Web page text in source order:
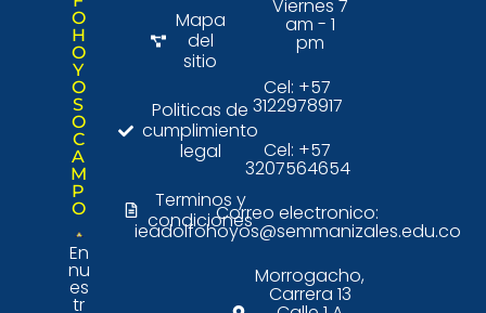
O
H
O
Y
O
S
O
C
A
M
P
O
En
nu
es
tr
Mapa
del
sitio
Politicas de
cumplimiento
legal
Terminos y
condiciones
Viernes 7
am - 1
pm
Cel: +57
3122978917
Cel: +57
3207564654
Correo electronico:
ieadolfohoyos@semmanizales.edu.co
Morrogacho,
Carrera 13